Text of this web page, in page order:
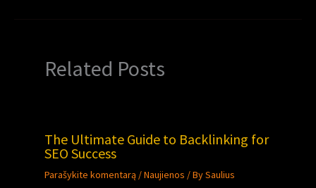
Related Posts
The Ultimate Guide to Backlinking for
SEO Success
Parašykite komentarą /Naujienos / BySaulius